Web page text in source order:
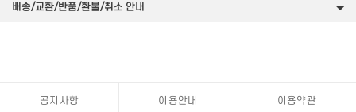
배송/교환/반품/환불/취소 안내
공지사항 이용안내 이용약관